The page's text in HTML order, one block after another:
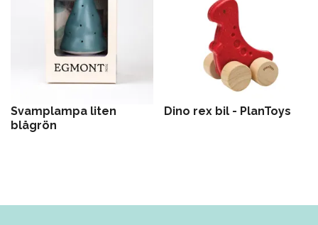
Svamplampa liten
blågrön
Dino rex bil - PlanToys